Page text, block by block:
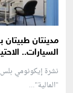
السيارات..
نشرة إيكونومي بلس
"المالية"...